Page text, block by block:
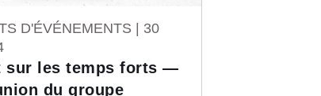
D'ÉVÉNEMENTS | 30
sur les temps forts —
du groupe